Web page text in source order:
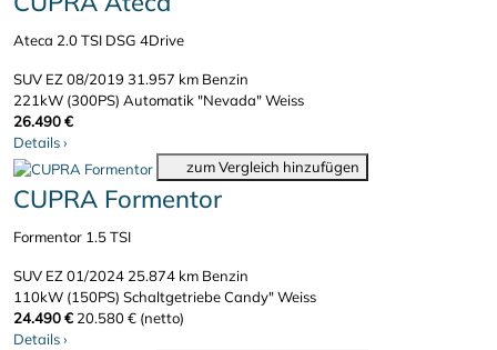
Ateca 2.0 TSI DSG 4Drive
SUV EZ 08/2019 31.957 km Benzin
221kW (300PS) Automatik"Nevada" Weiss
26.490 €
Details›
zum Vergleich hinzufügen
CUPRA Formentor
Formentor 1.5 TSI
SUV EZ 01/2024 25.874 km Benzin
110kW (150PS) SchaltgetriebeCandy" Weiss
24.490 € 20.580 € (netto)
Details›